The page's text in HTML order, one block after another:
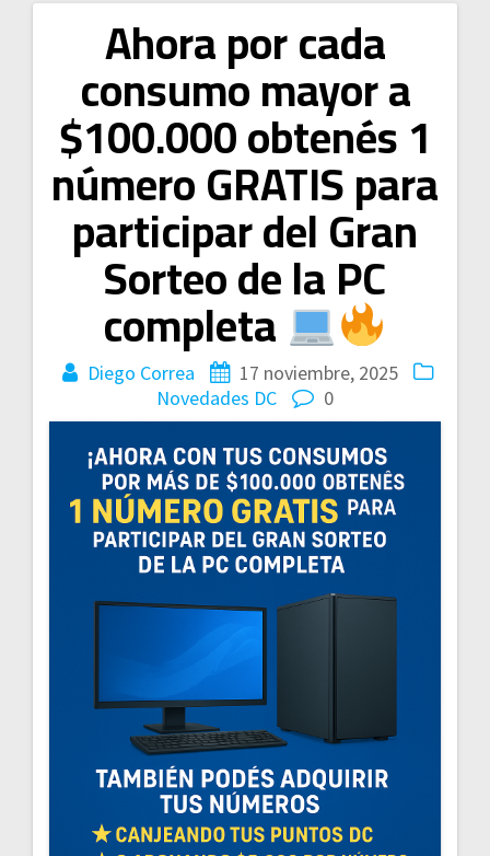
Ahora por cada
consumo mayor a
$100.000 obtenés 1
número GRATIS para
participar del Gran
Sorteo de la PC
completa
Diego Correa
17 noviembre, 2025
Novedades DC
0
Navegación
de
entradas